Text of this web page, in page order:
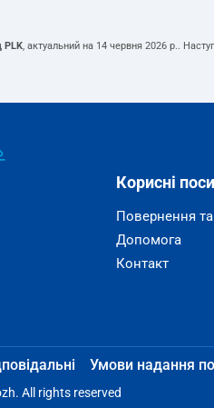
PLK, актуальний на 14 червня 2026 р..
Корисні
Повернення
Допомога
Контакт
Умови надання
All rights reserved